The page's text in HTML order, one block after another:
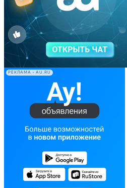
РЕКЛАМА • AU.RU